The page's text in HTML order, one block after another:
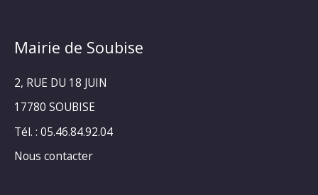
Mairie de Soubise
2, RUE DU 18 JUIN
17780 SOUBISE
Tél. : 05.46.84.92.04
Nous contacter